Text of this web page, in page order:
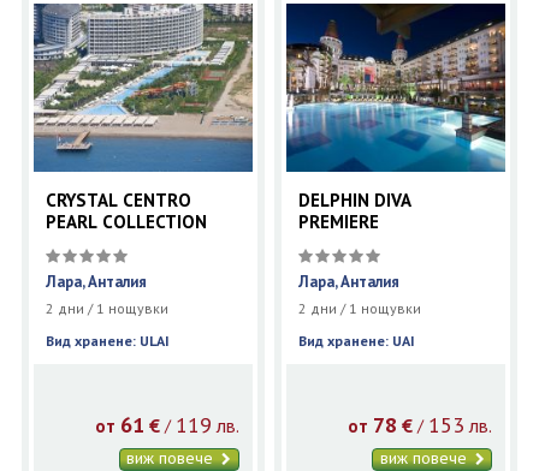
CRYSTAL CENTRO
PEARL COLLECTION
Лара, Анталия
2 дни / 1 нощувки
Вид хранене: ULAI
от 61 €/ 119 лв.
виж повече
DELPHIN DIVA
PREMIERE
Лара, Анталия
2 дни / 1 нощувки
Вид хранене: UAI
от 78 € / 153 лв.
виж повече